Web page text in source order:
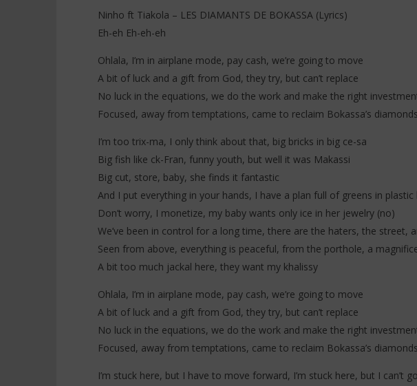
Ninho ft Tiakola – LES DIAMANTS DE BOKASSA (Lyrics)
Eh-eh Eh-eh-eh
Ohlala, I’m in airplane mode, pay cash, we’re going to move
A bit of luck and a gift from God, they try, but can’t replace
No luck in the equations, we do the work and make the right
Focused, away from temptations, came to reclaim Bokassa’s diamonds
I’m too trix-ma, I only think about that, big bricks in big ce-sa
Big fish like ck-Fran, funny youth, but well it was Makassi
Big cut, store, baby, she finds it fantastic
And I put everything in your hands, I have a plan full of greens in plastic
Don’t worry, I monetize, my baby wants only ice in her jewelry (no)
We’ve been in control for a long time, there are the haters, the street,
Seen from above, everything is peaceful, from the porthole, a
A bit too much jackal here, they want my khalissy
Ohlala, I’m in airplane mode, pay cash, we’re going to move
A bit of luck and a gift from God, they try, but can’t replace
No luck in the equations, we do the work and make the right
Focused, away from temptations, came to reclaim Bokassa’s diamonds
I’m stuck here, but I have to move forward, I’m stuck here, but I can’t